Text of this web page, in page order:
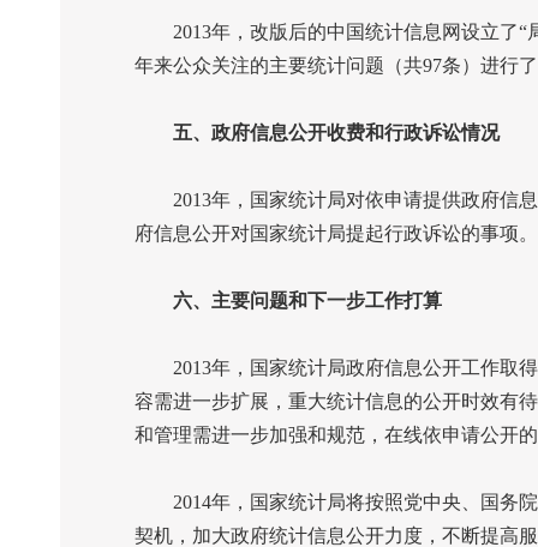
2013年，改版后的中国统计信息网设立了“
年来公众关注的主要统计问题（共97条）进行
五、政府信息公开收费和行政诉讼情况
2013年，国家统计局对依申请提供政府信
府信息公开对国家统计局提起行政诉讼的事项。
六、主要问题和下一步工作打算
2013年，国家统计局政府信息公开工作取
容需进一步扩展，重大统计信息的公开时效有
和管理需进一步加强和规范，在线依申请公开
2014年，国家统计局将按照党中央、国务
契机，加大政府统计信息公开力度，不断提高